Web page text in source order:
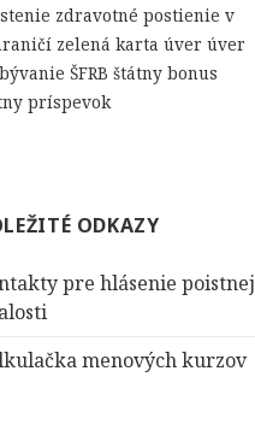
zdravotné postienie v
zelená karta úver úver
ŠFRB štátny bonus
príspevok
ODKAZY
pre hlásenie poistnej
menových kurzov